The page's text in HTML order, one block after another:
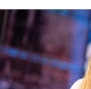
Durante la
por qué le tiene
Jennifer Lawrence
Streep!La actriz
número de
de las personas
conocido.